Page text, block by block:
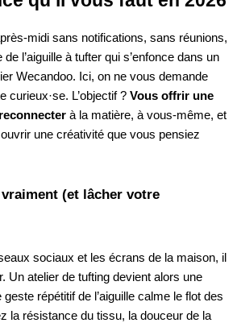
midi sans notifications, sans réunions,
l’aiguille à tufter qui s’enfonce dans un
Wecandoo. Ici, on ne vous demande
curieux·se. L’objectif ? Vous offrir une
à la matière, à vous-même, et
une créativité que vous pensiez
(et lâcher votre
sociaux et les écrans de la maison, il
Un atelier de tufting devient alors une
répétitif de l’aiguille calme le flot des
la résistance du tissu, la douceur de la